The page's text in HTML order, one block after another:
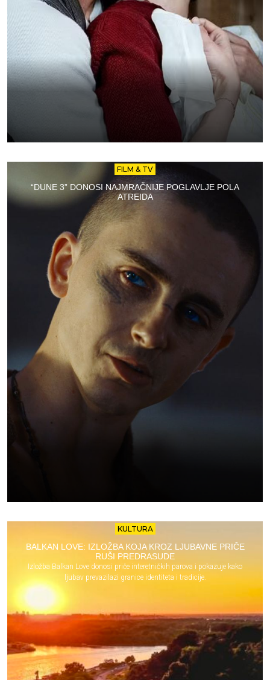
FILM & TV
“DUNE 3” DONOSI NAJMRAČNIJE POGLAVLJE POLA
ATREIDA
KULTURA
BALKAN LOVE: IZLOŽBA KOJA KROZ LJUBAVNE PRIČE
RUŠI PREDRASUDE
Izložba Balkan Love donosi priče interetničkih parova i pokazuje kako
ljubav prevazilazi granice identiteta i tradicije.